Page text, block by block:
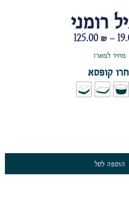
רומני
–
125.00 ₪
מחיר למארז
קופסא
הוספה לסל